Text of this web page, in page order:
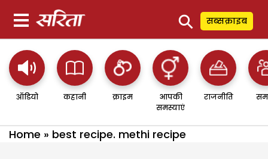
⚲ सब्सक्राइब
ऑडियो कहानी क्राइम
आपकी
समस्याएं
राजनीति
Home » best recipe. methi recipe